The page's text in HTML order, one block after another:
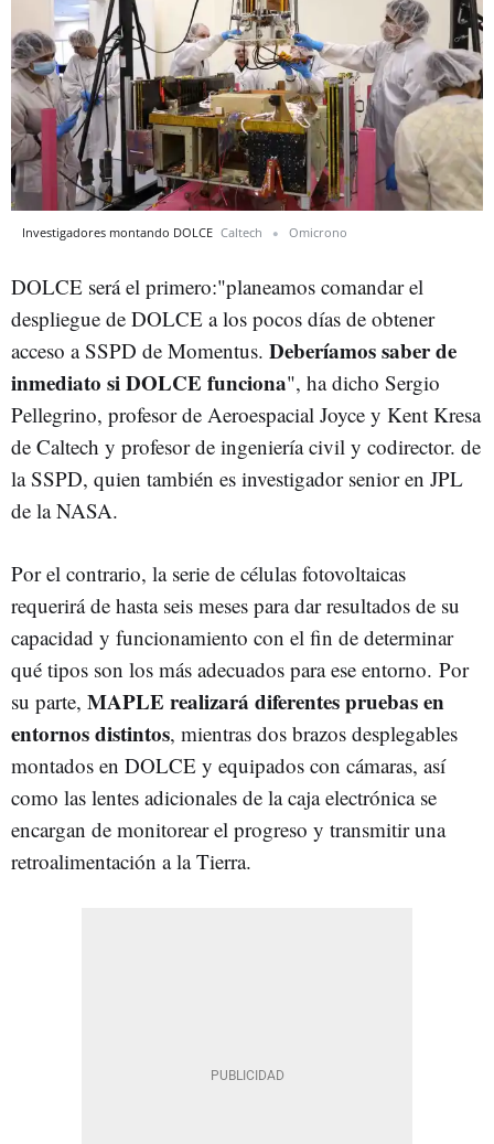
Investigadores montando DOLCE Caltech Omicrono
DOLCE será el primero:"planeamos comandar el
despliegue de DOLCE a los pocos días de obtener
acceso a SSPD de Momentus. Deberíamos saber de
inmediato si DOLCE funciona", ha dicho Sergio
Pellegrino, profesor de Aeroespacial Joyce y Kent Kresa
de Caltech y profesor de ingeniería civil y codirector. de
la SSPD, quien también es investigador senior en JPL
de la NASA.
Por el contrario, la serie de células fotovoltaicas
requerirá de hasta seis meses para dar resultados de su
capacidad y funcionamiento con el fin de determinar
qué tipos son los más adecuados para ese entorno. Por
su parte, MAPLE realizará diferentes pruebas en
entornos distintos, mientras dos brazos desplegables
montados en DOLCE y equipados con cámaras, así
como las lentes adicionales de la caja electrónica se
encargan de monitorear el progreso y transmitir una
retroalimentación a la Tierra.